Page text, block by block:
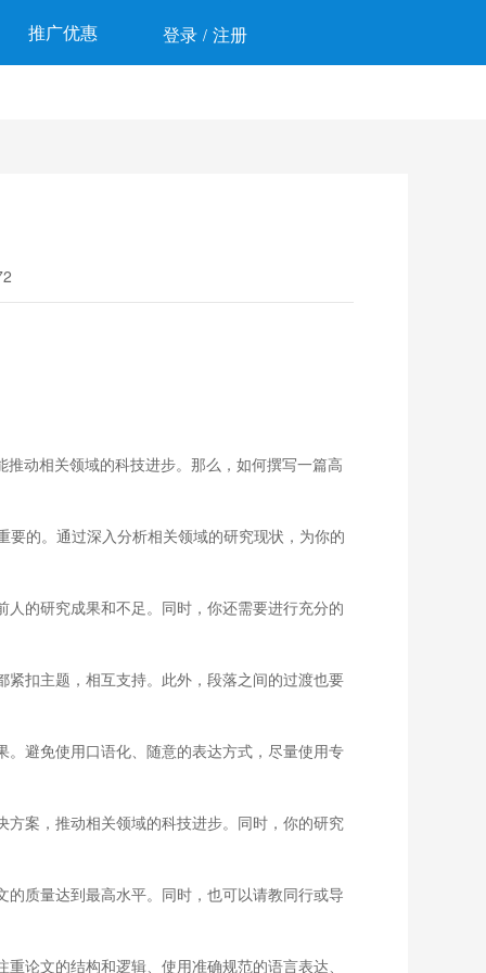
推广优惠 登录 / 注册
动相关领域的科技进步。那么，如何撰写一篇高
的。通过深入分析相关领域的研究现状，为你的
的研究成果和不足。同时，你还需要进行充分的
扣主题，相互支持。此外，段落之间的过渡也要
避免使用口语化、随意的表达方式，尽量使用专
案，推动相关领域的科技进步。同时，你的研究
质量达到最高水平。同时，也可以请教同行或导
论文的结构和逻辑、使用准确规范的语言表达、